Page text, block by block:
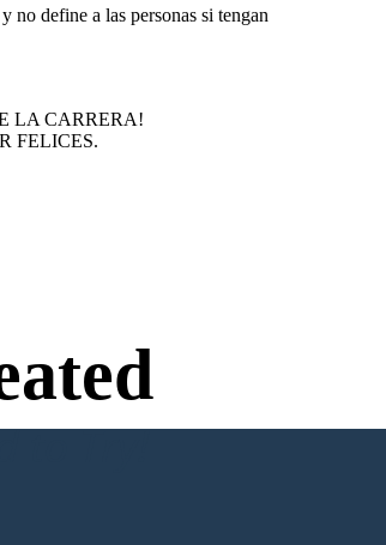
no define a las personas si tengan
LA CARRERA!
FELICES.
to Try!